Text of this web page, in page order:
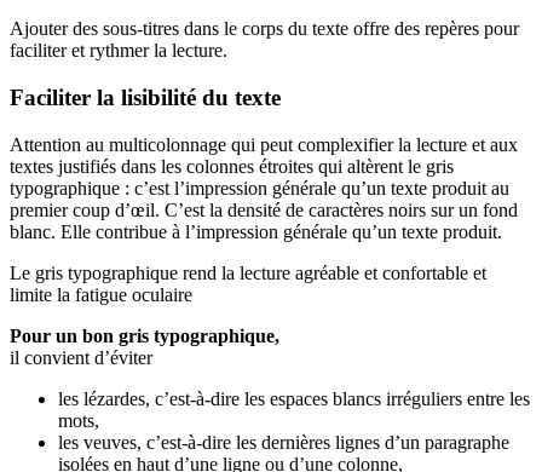
Ajouter des sous-titres dans le corps du texte offre des repères pour
faciliter et rythmer la lecture.
Faciliter la lisibilité du texte
Attention au multicolonnage qui peut complexifier la lecture et aux
textes justifiés dans les colonnes étroites qui altèrent le gris
typographique : c’est l’impression générale qu’un texte produit au
premier coup d’œil. C’est la densité de caractères noirs sur un fond
blanc. Elle contribue à l’impression générale qu’un texte produit.
Le gris typographique rend la lecture agréable et confortable et
limite la fatigue oculaire
Pour un bon gris typographique,
il convient d’éviter
les lézardes, c’est-à-dire les espaces blancs irréguliers entre les
mots,
les veuves, c’est-à-dire les dernières lignes d’un paragraphe
isolées en haut d’une ligne ou d’une colonne,